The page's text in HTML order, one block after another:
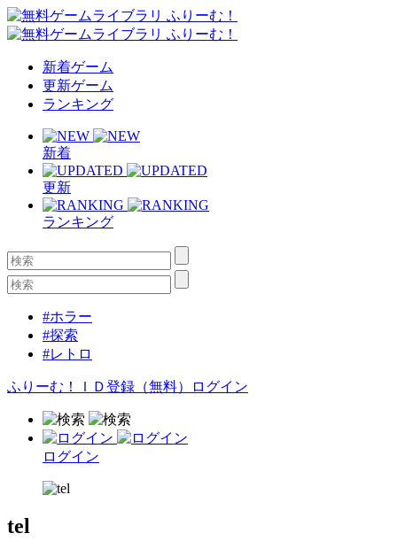
新着ゲーム
更新ゲーム
ランキング
新着
更新
ランキング
#ホラー
#探索
#レトロ
ふりーむ！ＩＤ登録（無料） ログイン
ログイン
tel